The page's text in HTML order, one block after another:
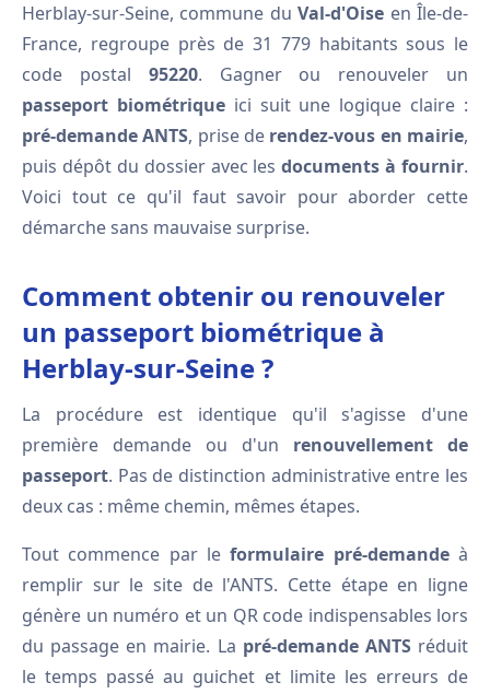
Herblay-sur-Seine, commune duVal-d'Oise en Île-de-
France, regroupe près de 31 779 habitants sous le
code postal 95220. Gagner ou renouveler un
passeport biométriqueici suit une logique claire :
pré-demande ANTS, prise de rendez-vous en mairie,
puis dépôt du dossier avec lesdocuments à fournir.
Voici tout ce qu'il faut savoir pour aborder cette
démarche sans mauvaise surprise.
Comment obtenir ou renouveler
un passeport biométrique à
Herblay-sur-Seine ?
La procédure est identique qu'il s'agisse d'une
première demande ou d'un renouvellement de
passeport. Pas de distinction administrative entre les
deux cas : même chemin, mêmes étapes.
Tout commence par leformulaire pré-demandeà
remplir sur le site de l'ANTS. Cette étape en ligne
génère un numéro et un QR code indispensables lors
du passage en mairie. La pré-demande ANTSréduit
le temps passé au guichet et limite les erreurs de